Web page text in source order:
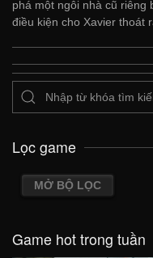
phá một ngôi nhà cũ riêng
điều kiện cho Xavier thoát
Lọc game
MỞ BỘ LỌC
Game hot trong tuần